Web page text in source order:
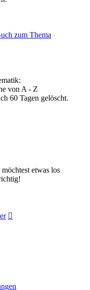
zum Thema
von A - Z
60 Tagen gelöscht.
etwas los